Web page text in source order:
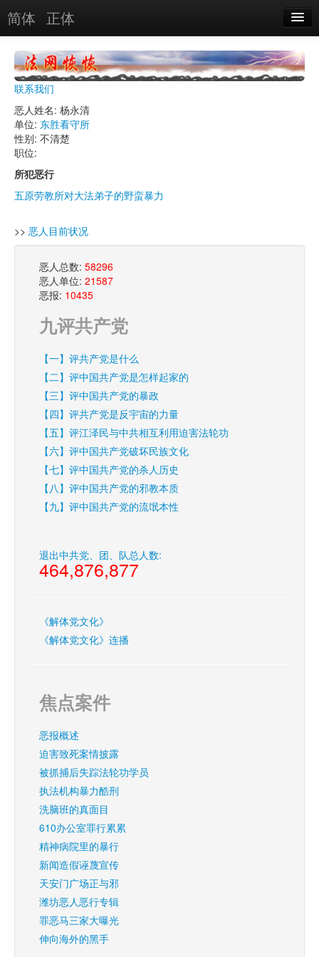
简体 正体
恶报实例
恶人图片
恶人单位
单位图片
搜索
关于
联系我们
恶人姓名: 杨永清
单位: 东胜看守所
性别: 不清楚
职位:
所犯恶行
五原劳教所对大法弟子的野蛮暴力
>> 恶人目前状况
恶人总数: 58296
恶人单位: 21587
恶报: 10435
九评共产党
【一】评共产党是什么
【二】评中国共产党是怎样起家的
【三】评中国共产党的暴政
【四】评共产党是反宇宙的力量
【五】评江泽民与中共相互利用迫害法轮功
【六】评中国共产党破坏民族文化
【七】评中国共产党的杀人历史
【八】评中国共产党的邪教本质
【九】评中国共产党的流氓本性
退出中共党、团、队总人数:
464,876,877
《解体党文化》
《解体党文化》连播
焦点案件
恶报概述
迫害致死案情披露
被抓捕后失踪法轮功学员
执法机构暴力酷刑
洗脑班的真面目
610办公室罪行累累
精神病院里的暴行
新闻造假诬蔑宣传
天安门广场正与邪
潍坊恶人恶行专辑
罪恶马三家大曝光
伸向海外的黑手